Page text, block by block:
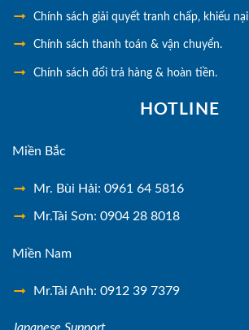
Chính sách giải quyết tranh chấp, khiếu nại
Chính sách thanh toán & vận chuyển.
Chính sách đổi trả hàng & hoàn tiền.
HOTLINE
Miền Bắc
Mr. Bùi Hải: 0961 64 5816
Mr.Tài Sơn: 0904 28 8018
Miền Nam
Mr.Tài Anh: 0912 39 7379